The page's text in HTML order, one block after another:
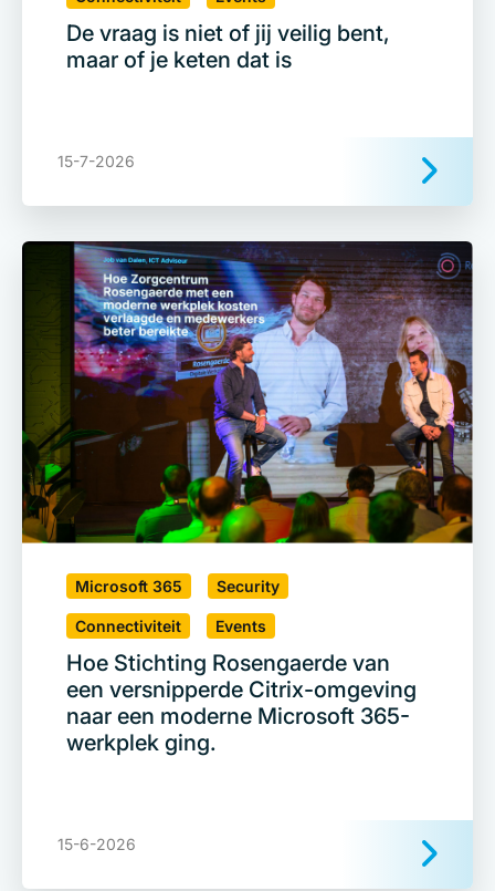
De vraag is niet of jij veilig bent,
maar of je keten dat is
15-7-2026
Microsoft 365 Security
Connectiviteit Events
Hoe Stichting Rosengaerde van
een versnipperde Citrix-omgeving
naar een moderne Microsoft 365-
werkplek ging.
15-6-2026